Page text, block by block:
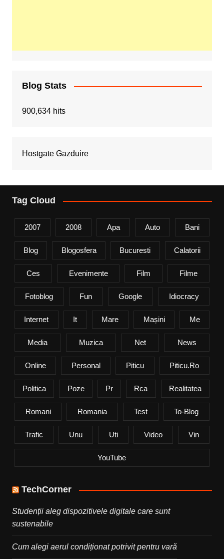
Blog Stats
900,634 hits
Hostgate Gazduire
Tag Cloud
2007 2008 Apa Auto Bani
Blog Blogosfera Bucuresti Calatorii
Ces Evenimente Film Filme
Fotoblog Fun Google Idiocracy
Internet It Mare Mașini Me
Media Muzica Net News
Online Personal Piticu Piticu.ro
Politica Poze Pr Rca Realitatea
Romani Romania Test To-Blog
Trafic Unu Uti Video Vin
YouTube
TechCorner
Studenții aleg dispozitivele digitale care sunt
sustenabile
Cum alegi aerul condiționat potrivit pentru vară